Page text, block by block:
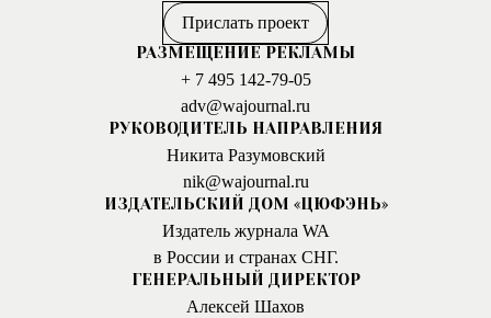
Прислать проект
РАЗМЕЩЕНИЕ РЕКЛАМЫ
+ 7 495 142-79-05
adv@wajournal.ru
РУКОВОДИТЕЛЬ НАПРАВЛЕНИЯ
Никита Разумовский
nik@wajournal.ru
ИЗДАТЕЛЬСКИЙ ДОМ «ЦЮФЭНЬ»
Издатель журнала WA
в России и странах СНГ.
ГЕНЕРАЛЬНЫЙ ДИРЕКТОР
Алексей Шахов